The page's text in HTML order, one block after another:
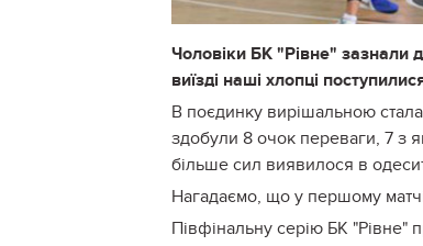
Чоловіки БК "Рівне" зазнали
виїзді наші хлопці
В поєдинку вирішальною
здобули 8 очок переваги, 7 з
більше сил виявилося в
Нагадаємо, що у першому
Півфінальну серію БК "Рівне"